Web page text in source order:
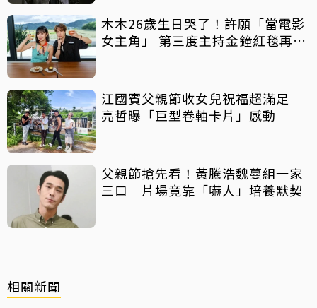
木木26歲生日哭了！許願「當電影
女主角」 第三度主持金鐘紅毯再喊
江國賓父親節收女兒祝福超滿足
亮哲曝「巨型卷軸卡片」感動
父親節搶先看！黃騰浩魏蔓組一家
三口 片場竟靠「嚇人」培養默契
相關新聞